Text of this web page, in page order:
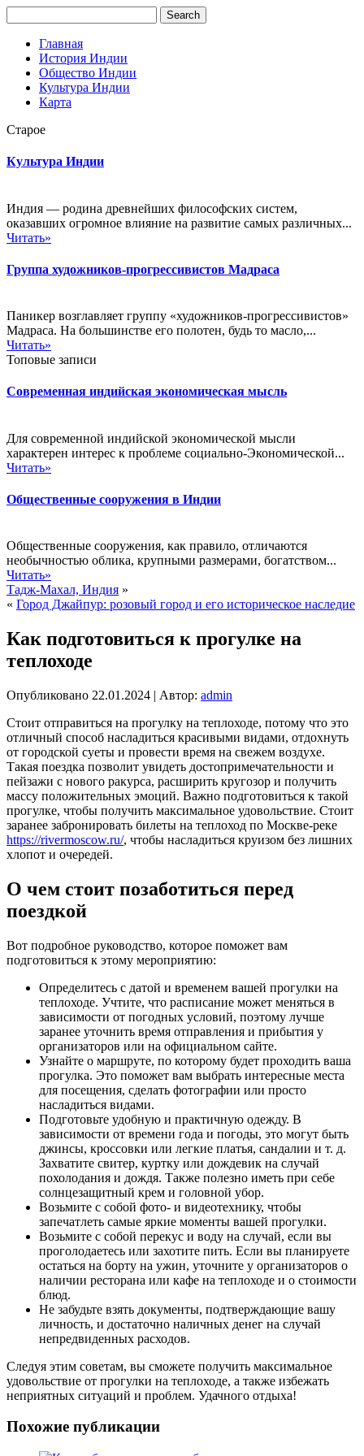
Главная
История Индии
Общество Индии
Культура Индии
Карта
Старое
Культура Индии
Индия — родина древнейших философских систем,
оказавших огромное влияние на развитие самых различных...
Читать»
Группа художников-прогрессивистов Мадраса
Паникер возглавляет группу «художников-прогрессивистов»
Мадраса. На большинстве его полотен, будь то масло,...
Читать»
Топовые записи
Современная индийская экономическая мысль
Для современной индийской экономической мысли
характерен интерес к проблеме социально-Экономической...
Читать»
Общественные сооружения в Индии
Общественные сооружения, как правило, отличаются
необычностью облика, крупными размерами, богатством...
Читать»
Тадж-Махал, Индия »
« Город Джайпур: розовый город и его историческое наследие
Как подготовиться к прогулке на
теплоходе
Опубликовано 22.01.2024 | Автор: admin
Стоит отправиться на прогулку на теплоходе, потому что это
отличный способ насладиться красивыми видами, отдохнуть
от городской суеты и провести время на свежем воздухе.
Такая поездка позволит увидеть достопримечательности и
пейзажи с нового ракурса, расширить кругозор и получить
массу положительных эмоций. Важно подготовиться к такой
прогулке, чтобы получить максимальное удовольствие. Стоит
заранее забронировать билеты на теплоход по Москве-реке
https://rivermoscow.ru/, чтобы насладиться круизом без лишних
хлопот и очередей.
О чем стоит позаботиться перед
поездкой
Вот подробное руководство, которое поможет вам
подготовиться к этому мероприятию:
Определитесь с датой и временем вашей прогулки на
теплоходе. Учтите, что расписание может меняться в
зависимости от погодных условий, поэтому лучше
заранее уточнить время отправления и прибытия у
организаторов или на официальном сайте.
Узнайте о маршруте, по которому будет проходить ваша
прогулка. Это поможет вам выбрать интересные места
для посещения, сделать фотографии или просто
насладиться видами.
Подготовьте удобную и практичную одежду. В
зависимости от времени года и погоды, это могут быть
джинсы, кроссовки или легкие платья, сандалии и т. д.
Захватите свитер, куртку или дождевик на случай
похолодания и дождя. Также полезно иметь при себе
солнцезащитный крем и головной убор.
Возьмите с собой фото- и видеотехнику, чтобы
запечатлеть самые яркие моменты вашей прогулки.
Возьмите с собой перекус и воду на случай, если вы
проголодаетесь или захотите пить. Если вы планируете
остаться на борту на ужин, уточните у организаторов о
наличии ресторана или кафе на теплоходе и о стоимости
блюд.
Не забудьте взять документы, подтверждающие вашу
личность, и достаточно наличных денег на случай
непредвиденных расходов.
Следуя этим советам, вы сможете получить максимальное
удовольствие от прогулки на теплоходе, а также избежать
неприятных ситуаций и проблем. Удачного отдыха!
Похожие публикации